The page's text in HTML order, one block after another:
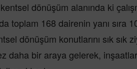
dönüşüm alanında ki
toplam 168 dairenin yanı sıra
dönüşüm konutlarını sık
daha bir araya gelerek,